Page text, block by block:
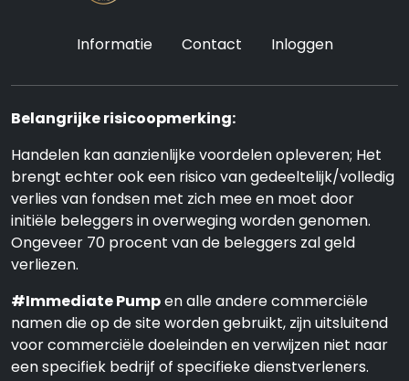
Informatie Contact Inloggen
Belangrijke risicoopmerking:
Handelen kan aanzienlijke voordelen opleveren; Het
brengt echter ook een risico van gedeeltelijk/volledig
verlies van fondsen met zich mee en moet door
initiële beleggers in overweging worden genomen.
Ongeveer 70 procent van de beleggers zal geld
verliezen.
#Immediate Pumpen alle andere commerciële
namen die op de site worden gebruikt, zijn uitsluitend
voor commerciële doeleinden en verwijzen niet naar
een specifiek bedrijf of specifieke dienstverleners.